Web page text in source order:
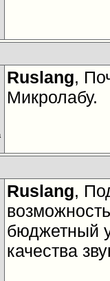
Ruslang,
Микролабу.
Ruslang,
бюджетный
качества